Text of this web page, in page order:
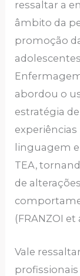
ressaltar a
âmbito da
promoção
abordou o
estratégia
experiências
linguagem e
TEA,
de
(FRANZOI et
Vale